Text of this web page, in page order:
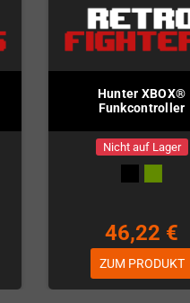
Hunter XBOX®
Funkcontroller
Nicht auf Lager
46,22 €
ZUM PRODUKT